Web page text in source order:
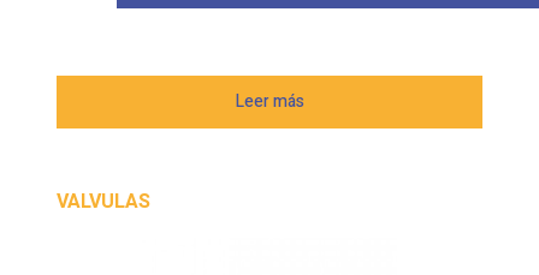
Leer más
VALVULAS